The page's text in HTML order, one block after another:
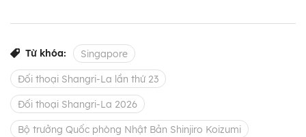
Từ khóa: Singapore
Đối thoại Shangri-La lần thứ 23
Đối thoại Shangri-La 2026
Bộ trưởng Quốc phòng Nhật Bản Shinjiro Koizumi